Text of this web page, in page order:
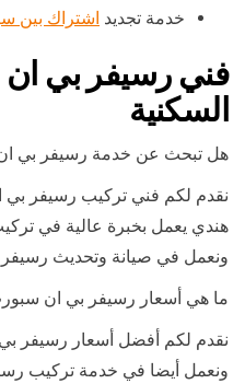
خدمة تجديد اشتراك بين
فني رسيفر بي
السكنية
هل تبحث عن خدمة رسيفر بي
نقدم لكم فني تركيب رسيفر
ونعمل في صيانة وتحديث
ما هي أسعار رسيفر بي ان
نقدم لكم أفضل أسعار رسيفر
ونعمل أيضا في خدمة تركيب